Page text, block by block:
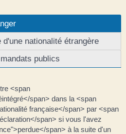
nationalité étrangère
publics
<span
span> dans la <span
française</span> par <span
span> si vous l'avez
span> à la suite d'un